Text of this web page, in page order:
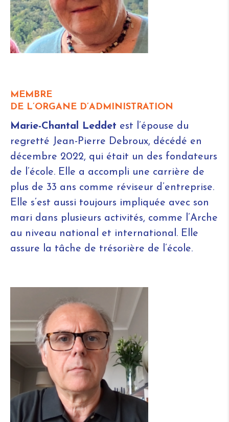
MEMBRE
DE L’ORGANE D’ADMINISTRATION
Marie-Chantal Leddet est l’épouse du
regretté Jean-Pierre Debroux, décédé en
décembre 2022, qui était un des fondateurs
de l’école. Elle a accompli une carrière de
plus de 33 ans comme réviseur d’entreprise.
Elle s’est aussi toujours impliquée avec son
mari dans plusieurs activités, comme l’Arche
au niveau national et international. Elle
assure la tâche de trésorière de l’école.